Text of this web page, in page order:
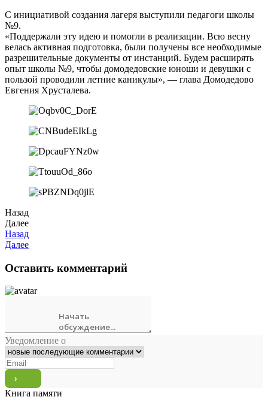
С инициативой создания лагеря выступили педагоги школы
№9.
«Поддержали эту идею и помогли в реализации. Всю весну
велась активная подготовка, были получены все необходимые
разрешительные документы от инстанций. Будем расширять
опыт школы №9, чтобы домодедовские юноши и девушки с
пользой проводили летние каникулы», — глава Домодедово
Евгения Хрусталева.
Назад
Далее
Назад
Далее
Оставить комментарий
Уведомление о
Книга памяти